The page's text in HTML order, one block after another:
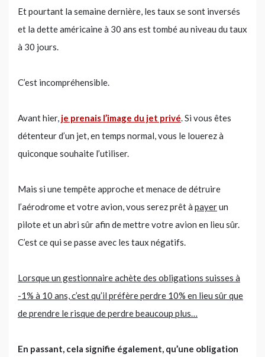
Et pourtant la semaine dernière, les taux se sont inversés
et la dette américaine à 30 ans est tombé au niveau du taux
à 30 jours.
C’est incompréhensible.
Avant hier, je prenais l’image du jet privé . Si vous êtes
détenteur d’un jet, en temps normal, vous le louerez à
quiconque souhaite l’utiliser.
Mais si une tempête approche et menace de détruire
l’aérodrome et votre avion, vous serez prêt à payerun
pilote et un abri sûr afin de mettre votre avion en lieu sûr.
C’est ce qui se passe avec les taux négatifs.
Lorsque un gestionnaire achète des obligations suisses à
-1% à 10 ans, c’est qu’il préfère perdre 10% en lieu sûr que
de prendre le risque de perdre beaucoup plus…
En passant, cela signifie également, qu’une obligation